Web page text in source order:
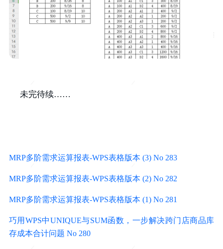
未完待续……
MRP多阶需求运算报表-WPS表格版本 (3) No 283
MRP多阶需求运算报表-WPS表格版本 (2) No 282
MRP多阶需求运算报表-WPS表格版本 (1) No 281
巧用WPS中UNIQUE与SUM函数，一步解决跨门店商品库
存成本合计问题 No 280